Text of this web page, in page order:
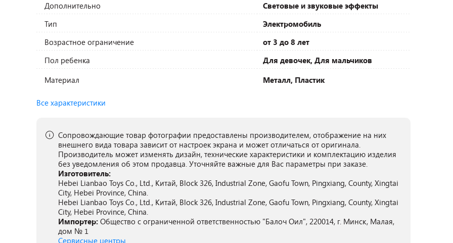
Дополнительно
Световые и звуковые эффекты
Тип
Электромобиль
Возрастное ограничение
от 3 до 8 лет
Пол ребенка
Для девочек, Для мальчиков
Материал
Металл, Пластик
Все характеристики
Сопровождающие товар фотографии предоставлены производителем, отображение на них
внешнего вида товара зависит от настроек экрана и может отличаться от оригинала.
Производитель может изменять дизайн, технические характеристики и комплектацию изделия
без уведомления об этом продавца. Уточняйте важные для Вас параметры при заказе.
Изготовитель:
Hebei Lianbao Toys Co., Ltd., Китай, Block 326, Industrial Zone, Gaofu Town, Pingxiang, County, Xingtai
City, Hebei Province, China.
Hebei Lianbao Toys Co., Ltd., Китай, Block 326, Industrial Zone, Gaofu Town, Pingxiang, County, Xingtai
City, Hebei Province, China.
Импортер: Общество с ограниченной ответственностью "Балоч Оил", 220014, г. Минск, Малая,
дом № 1
Сервисные центры